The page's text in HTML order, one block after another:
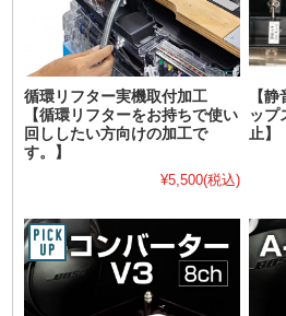
循環リフター実機取付加工
【循環リフターをお持ちで使い
回ししたい方向けの加工で
す。】
¥5,500(税込)
【
ップ
止】